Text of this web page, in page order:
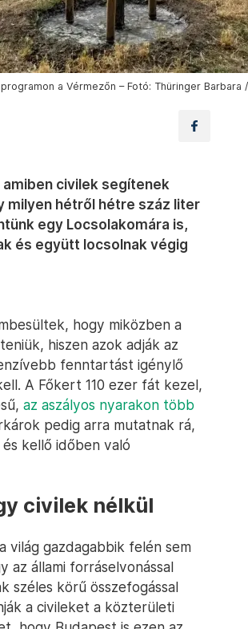
a Vérmezőn – Fotó: Thüringer Barbara
civilek segítenek
milyen hétről hétre száz liter
egy Locsolakomára is,
és együtt locsolnak végig
hogy miközben a
hiszen azok adják az
fenntartást igénylő
A Főkert 110 ezer fát kezel,
az aszályos nyarakon több
pedig arra mutatnak rá,
kellő időben való
civilek nélkül
világ gazdagabbik felén sem
az állami forráselvonással
széles körű összefogással
a civileket a közterületi